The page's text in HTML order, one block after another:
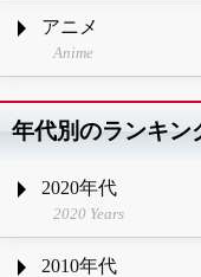
アニメ
Anime
年代別のランキン
2020年代
2020 Years
2010年代